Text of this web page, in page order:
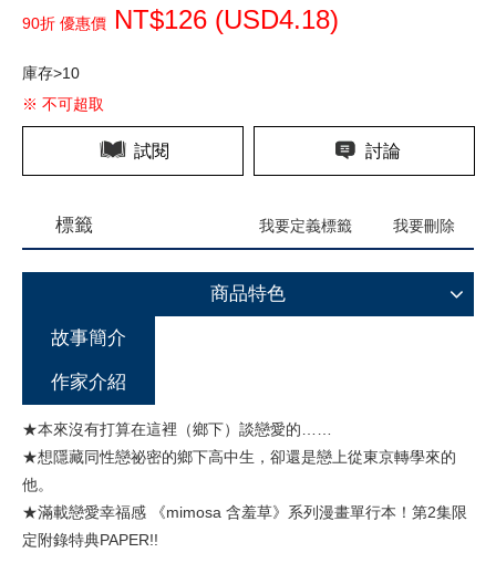
90折 優惠價 NT$126 (USD4.18)
庫存>10
※ 不可超取
試閱 討論
標籤 我要定義標籤 我要刪除
商品特色
故事簡介
作家介紹
★本來沒有打算在這裡（鄉下）談戀愛的……
★想隱藏同性戀祕密的鄉下高中生，卻還是戀上從東京轉學來的
他。
★滿載戀愛幸福感 《mimosa 含羞草》系列漫畫單行本！第2集限
定附錄特典PAPER!!